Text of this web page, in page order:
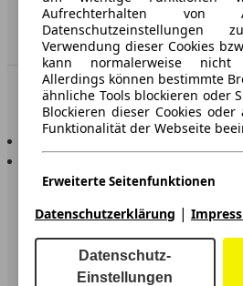
Service
Händler
In Verbindung bleiben
AutoScout24 für iOS
AutoScout24 für Android
Aufrechterhalten von
Verwendung dieser Cookies
kann normalerweise nicht
Allerdings können bestimmte
ähnliche Tools blockieren oder
Blockieren dieser Cookies
Funktionalität der Webseite
Erweiterte Seitenfunktionen
Wir bzw. Drittanbieter
technologische Mittel,
ähnliche Tools auf
erweiterte
Datenschutzerklärung |
Datenschutz-
Einstellungen